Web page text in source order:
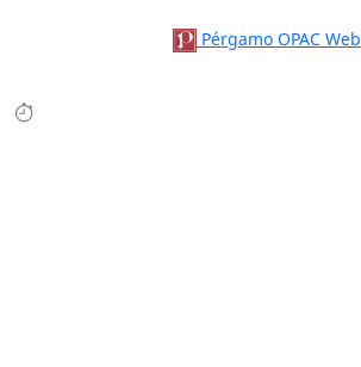
Pérgamo OPAC Web